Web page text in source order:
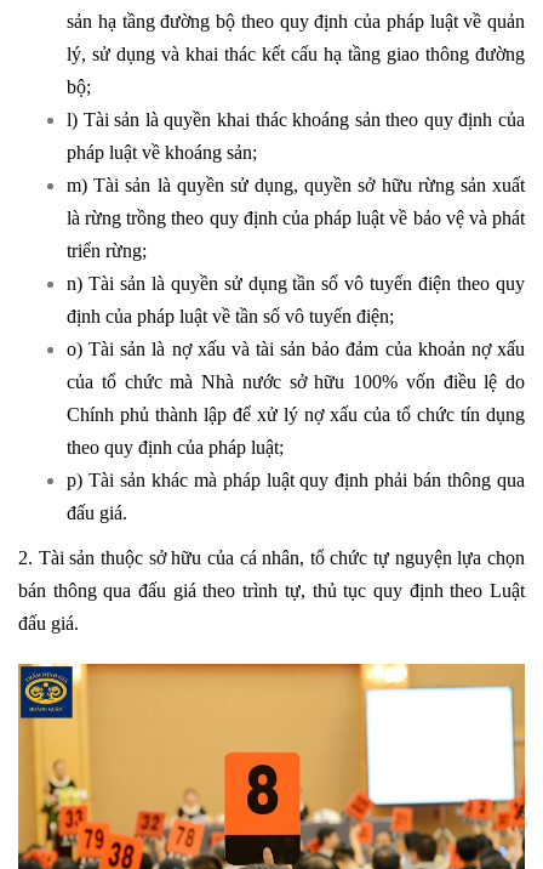
sản hạ tầng đường bộ theo quy định của pháp luật về quản
lý, sử dụng và khai thác kết cấu hạ tầng giao thông đường
bộ;
l) Tài sản là quyền khai thác khoáng sản theo quy định của
pháp luật về khoáng sản;
m) Tài sản là quyền sử dụng, quyền sở hữu rừng sản xuất
là rừng trồng theo quy định của pháp luật về bảo vệ và phát
triển rừng;
n) Tài sản là quyền sử dụng tần số vô tuyến điện theo quy
định của pháp luật về tần số vô tuyến điện;
o) Tài sản là nợ xấu và tài sản bảo đảm của khoản nợ xấu
của tổ chức mà Nhà nước sở hữu 100% vốn điều lệ do
Chính phủ thành lập để xử lý nợ xấu của tổ chức tín dụng
theo quy định của pháp luật;
p) Tài sản khác mà pháp luật quy định phải bán thông qua
đấu giá.
2. Tài sản thuộc sở hữu của cá nhân, tổ chức tự nguyện lựa chọn
bán thông qua đấu giá theo trình tự, thủ tục quy định theo Luật
đấu giá.